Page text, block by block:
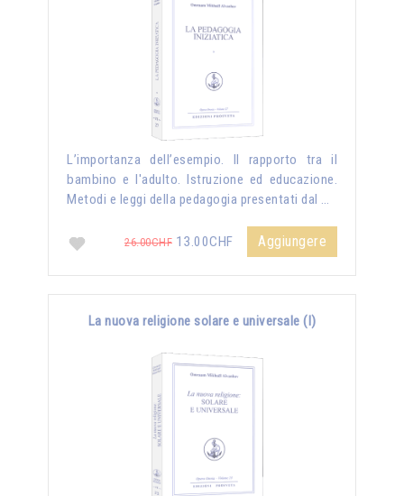
L’importanza dell’esempio. Il rapporto tra il
bambino e l'adulto. Istruzione ed educazione.
Metodi e leggi della pedagogia presentati dal …
26.00CHF 13.00CHF Aggiungere
La nuova religione solare e universale (I)